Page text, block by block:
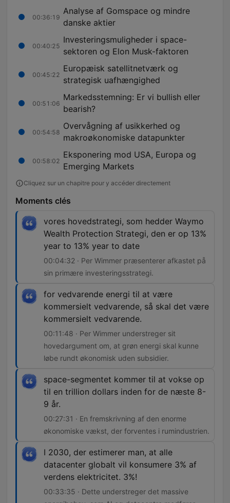
00:36:19
Analyse af Gomspace og mindre
danske aktier
00:40:25
Investeringsmuligheder i space-
sektoren og Elon Musk-faktoren
00:45:22
Europæisk satellitnetværk og
strategisk uafhængighed
00:51:06
Markedsstemning: Er vi bullish eller
bearish?
00:54:58
Overvågning af usikkerhed og
makroøkonomiske datapunkter
00:58:02
Eksponering mod USA, Europa og
Emerging Markets
Cliquez sur un chapitre pour y accéder directement
Moments clés
vores hovedstrategi, som hedder Waymo
Wealth Protection Strategi, den er op 13%
year to 13% year to date
00:04:32 · Per Wimmer præsenterer afkastet på
sin primære investeringsstrategi.
for vedvarende energi til at være
kommersielt vedvarende, så skal det være
kommersielt vedvarende.
00:11:48 · Per Wimmer understreger sit
hovedargument om, at grøn energi skal kunne
løbe rundt økonomisk uden subsidier.
space-segmentet kommer til at vokse op
til en trillion dollars inden for de næste 8-
9 år.
00:27:31 · En fremskrivning af den enorme
økonomiske vækst, der forventes i rumindustrien.
I 2030, der estimerer man, at alle
datacenter globalt vil konsumere 3% af
verdens elektricitet. 3%!
00:33:35 · Dette understreger det massive